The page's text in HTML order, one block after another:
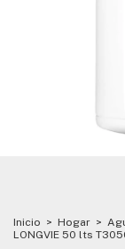
Inicio > Hogar >
LONGVIE 50 lts